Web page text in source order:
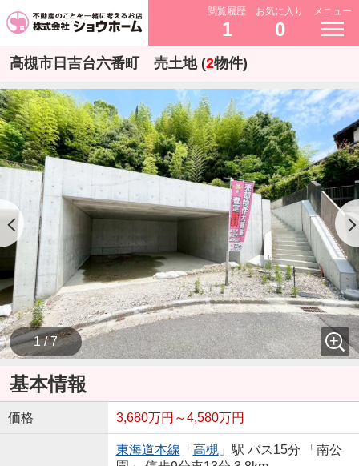
閲覧履歴
1
お気に入り
0
メニュー
高槻市日吉台六番町 売土地 (2物件)
1 / 7
基本情報
価格 3,680万円～4,580万円
東海道本線 「 高槻 」駅 バス15分 「南公